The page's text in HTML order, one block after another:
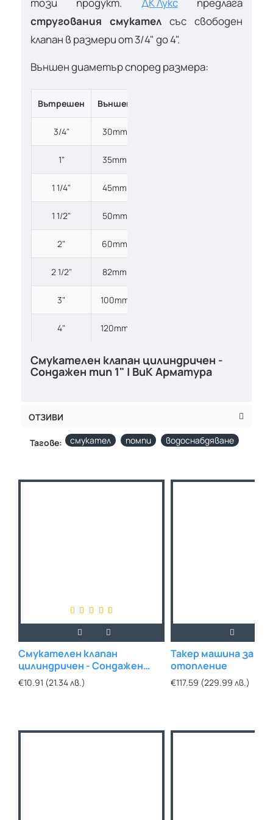
стругования смукател със свободен
клапан в размери от 3/4" до 4".
Външен диаметър според размера:
Вътрешен Външен
3/4" 30mm
1" 35mm
1 1/4" 45mm
1 1/2" 50mm
2" 60mm
2 1/2" 82mm
3" 100mm
4" 120mm
Смукателен клапан цилиндричен -
Сондажен тип 1" | ВиК Арматура
ОТЗИВИ
Тагове: смукател помпи водоснабдяване
Смукателен клапан
цилиндричен - Сондажен
тип 3/4"
€10.91 (21.34 лв.)
Такер машина за
отопление
€117.59 (229.99 лв.)